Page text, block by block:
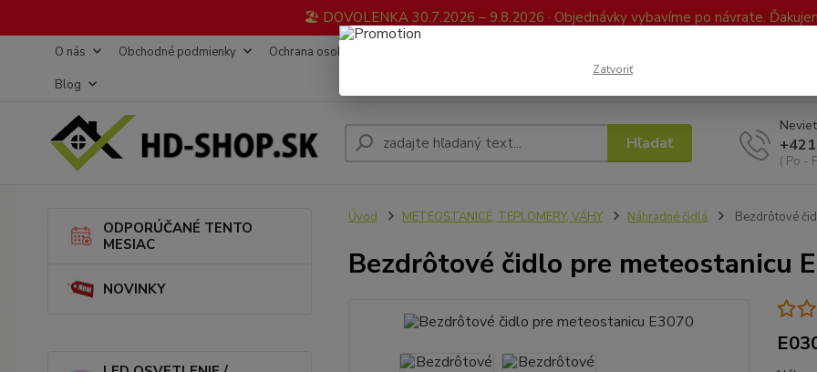
🏖️ DOVOLENKA 30.7.2026 – 9.8.2026 · Objednávky vybavíme po návrate.
O nás Obchodné podmienky Ochrana osobných údajov
Blog
Hľadať
( Po -
ODPORÚČANÉ TENTO
MESIAC
NOVINKY
Úvod METEOSTANICE, TEPLOMERY, VÁHY Náhradné čidlá Bezdrôtové
Bezdrôtové čidlo pre meteostanicu
Zatvoriť